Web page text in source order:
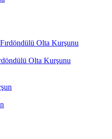
Olta Kurşunu